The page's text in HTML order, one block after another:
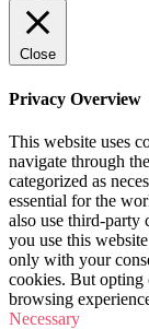
Close
Privacy Overview
This website uses
navigate through
categorized as
essential for the
also use third-party
you use this
only with your
cookies. But opting
browsing
Necessary